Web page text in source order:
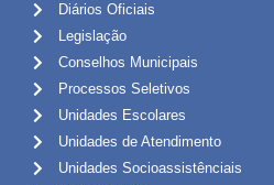
Diários Oficiais
Legislação
Conselhos Municipais
Processos Seletivos
Unidades Escolares
Unidades de Atendimento
Unidades Socioassistênciais